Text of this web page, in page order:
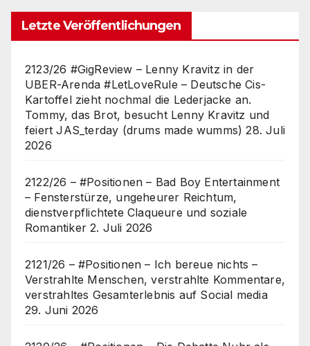
Letzte Veröffentlichungen
2123/26 #GigReview – Lenny Kravitz in der
UBER-Arenda #LetLoveRule – Deutsche Cis-
Kartoffel zieht nochmal die Lederjacke an.
Tommy, das Brot, besucht Lenny Kravitz und
feiert JAS_terday (drums made wumms) 28. Juli
2026
2122/26 – #Positionen – Bad Boy Entertainment
– Fensterstürze, ungeheurer Reichtum,
dienstverpflichtete Claqueure und soziale
Romantiker 2. Juli 2026
2121/26 – #Positionen – Ich bereue nichts –
Verstrahlte Menschen, verstrahlte Kommentare,
verstrahltes Gesamterlebnis auf Social media
29. Juni 2026